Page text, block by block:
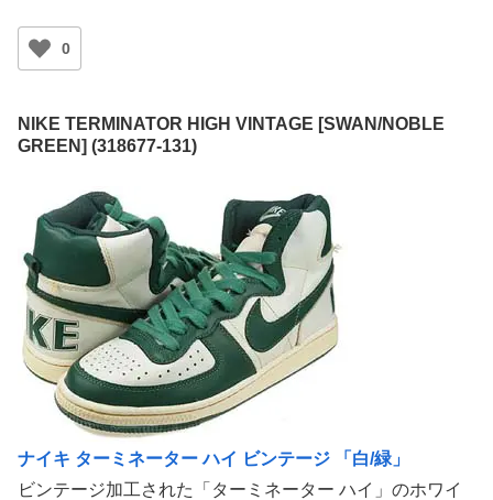
0
NIKE TERMINATOR HIGH VINTAGE [SWAN/NOBLE
GREEN] (318677-131)
ナイキ ターミネーター ハイ ビンテージ 「白/緑」
ビンテージ加工された「ターミネーター ハイ」のホワイ